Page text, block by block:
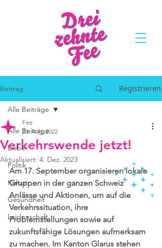
Beitrag Registrieren
Alle Beiträge
Liebe
Politik
Kultur
Gesundheit
Leidenschaft
Alle Beiträge
Verkehrswende jetzt!
Fee
23. Aug. 2022
Aktualisiert: 4. Dez. 2023
Am 17. September organisieren lokale
Gruppen in der ganzen Schweiz
Anlässe und Aktionen, um auf die
Verkehrssituation, ihre
Problemstellungen sowie auf
zukunftsfähige Lösungen aufmerksam
zu machen. Im Kanton Glarus stehen